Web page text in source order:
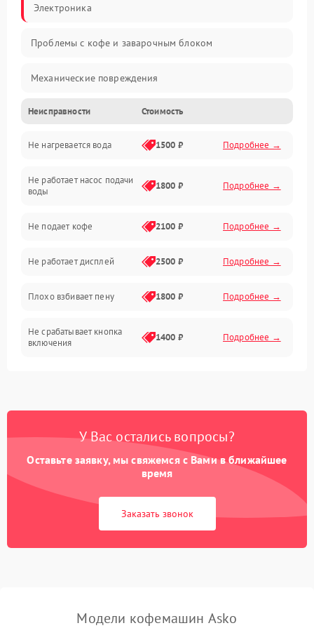
Электроника
Проблемы с кофе и заварочным блоком
Механические повреждения
Прочие неисправности
Включение и работа
Проблемы с водой
Неисправности Стоимость
Не нагревается вода 1500 ₽ Подробнее →
Не работает насос подачи
воды
1800 ₽ Подробнее →
Не подает кофе 2100 ₽ Подробнее →
Не работает дисплей 2500 ₽ Подробнее →
Плохо взбивает пену 1800 ₽ Подробнее →
Не срабатывает кнопка
включения
1400 ₽ Подробнее →
Постоянные сбои в работе 1500 ₽ Подробнее →
У Вас остались вопросы?
Оставьте заявку, мы свяжемся с Вами в ближайшее
время
Заказать звонок
Модели кофемашин Asko